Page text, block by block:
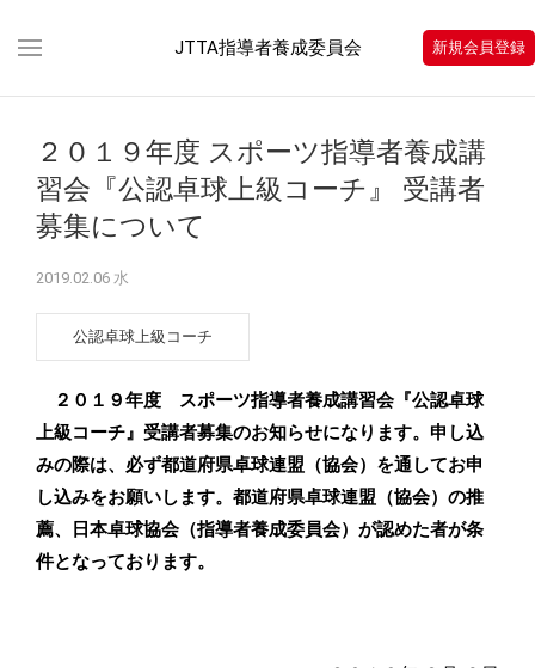
JTTA指導者養成委員会 新規会員登録
２０１９年度 スポーツ指導者養成講
習会『公認卓球上級コーチ』 受講者
募集について
2019.02.06 水
公認卓球上級コーチ
２０１９年度 スポーツ指導者養成講習会『公認卓球
上級コーチ』受講者募集のお知らせになります。申し込
みの際は、必ず都道府県卓球連盟（協会）を通してお申
し込みをお願いします。都道府県卓球連盟（協会）の推
薦、日本卓球協会（指導者養成委員会）が認めた者が条
件となっております。